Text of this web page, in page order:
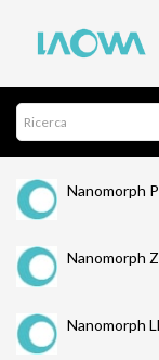
Nanomorph
Nanomorph
Nanomorph